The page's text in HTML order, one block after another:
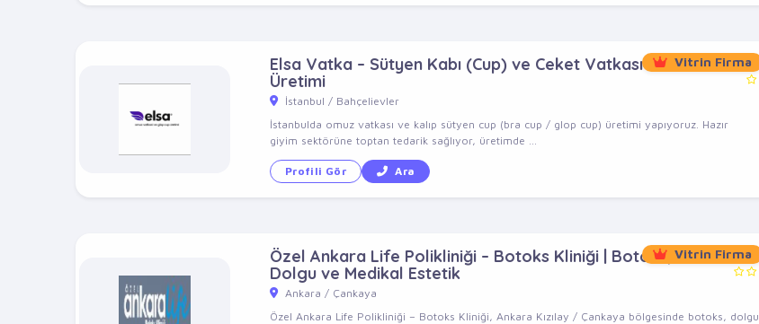
Vitrin Firma
Elsa Vatka – Sütyen Kabı (Cup) ve Ceket Vatkası
Üretimi
İstanbul / Bahçelievler
İstanbulda omuz vatkası ve kalıp sütyen cup (bra cup / glop cup) üretimi yapıyoruz. Hazır
giyim sektörüne toptan tedarik sağlıyor, üretimde ...
Profili Gör Ara
Vitrin Firma
Özel Ankara Life Polikliniği – Botoks Kliniği | Botoks,
Dolgu ve Medikal Estetik
Ankara / Çankaya
Özel Ankara Life Polikliniği – Botoks Kliniği, Ankara Kızılay / Çankaya bölgesinde botoks, dolgu